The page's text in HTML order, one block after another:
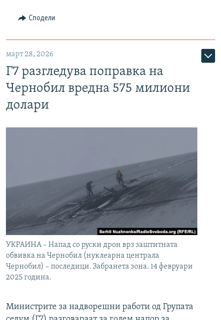
Сподели
март 28, 2026
Г7 разгледува поправка на
Чернобил вредна 575 милиони
долари
УКРАИНА – Напад со руски дрон врз заштитната
обвивка на Чернобил (нуклеарна централа
Чернобил) – последици. Забранета зона. 14 февруари
2025 година.
Министрите за надворешни работи од Групата